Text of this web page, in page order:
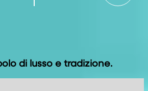
di lusso e tradizione.